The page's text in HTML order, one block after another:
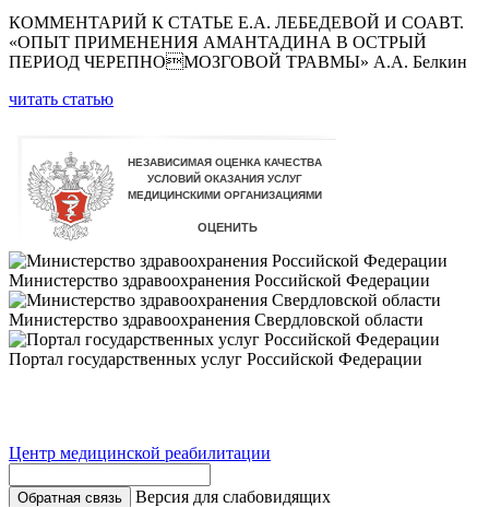
КОММЕНТАРИЙ К СТАТЬЕ Е.А. ЛЕБЕДЕВОЙ И СОАВТ.
«ОПЫТ ПРИМЕНЕНИЯ АМАНТАДИНА В ОСТРЫЙ
ПЕРИОД ЧЕРЕПНОМОЗГОВОЙ ТРАВМЫ» А.А. Белкин
читать статью
Министерство здравоохранения Российской Федерации
Министерство здравоохранения Свердловской области
Портал государственных услуг Российской Федерации
Центр медицинской реабилитации
Обратная связь
Версия для слабовидящих